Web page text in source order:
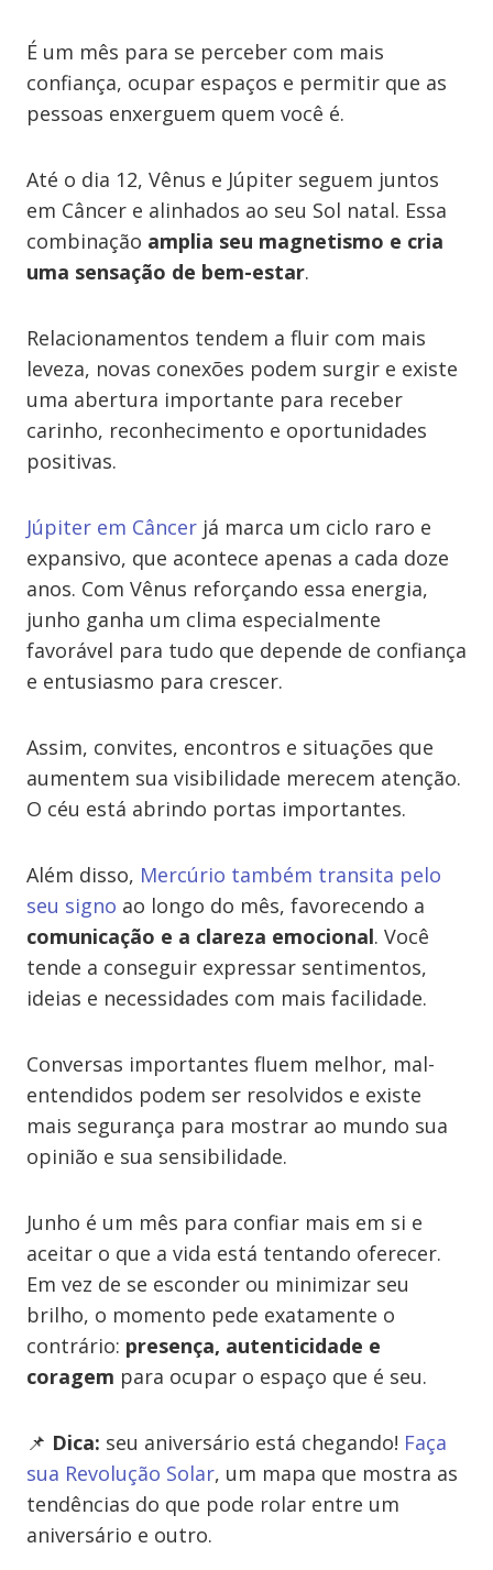
É um mês para se perceber com mais
confiança, ocupar espaços e permitir que as
pessoas enxerguem quem você é.
Até o dia 12, Vênus e Júpiter seguem juntos
em Câncer e alinhados ao seu Sol natal. Essa
combinação amplia seu magnetismo e cria
uma sensação de bem-estar.
Relacionamentos tendem a fluir com mais
leveza, novas conexões podem surgir e existe
uma abertura importante para receber
carinho, reconhecimento e oportunidades
positivas.
Júpiter em Câncer já marca um ciclo raro e
expansivo, que acontece apenas a cada doze
anos. Com Vênus reforçando essa energia,
junho ganha um clima especialmente
favorável para tudo que depende de confiança
e entusiasmo para crescer.
Assim, convites, encontros e situações que
aumentem sua visibilidade merecem atenção.
O céu está abrindo portas importantes.
Além disso, Mercúrio também transita pelo
seu signo ao longo do mês, favorecendo a
comunicação e a clareza emocional. Você
tende a conseguir expressar sentimentos,
ideias e necessidades com mais facilidade.
Conversas importantes fluem melhor, mal-
entendidos podem ser resolvidos e existe
mais segurança para mostrar ao mundo sua
opinião e sua sensibilidade.
Junho é um mês para confiar mais em si e
aceitar o que a vida está tentando oferecer.
Em vez de se esconder ou minimizar seu
brilho, o momento pede exatamente o
contrário: presença, autenticidade e
coragem para ocupar o espaço que é seu.
📌 Dica: seu aniversário está chegando! Faça
sua Revolução Solar, um mapa que mostra as
tendências do que pode rolar entre um
aniversário e outro.